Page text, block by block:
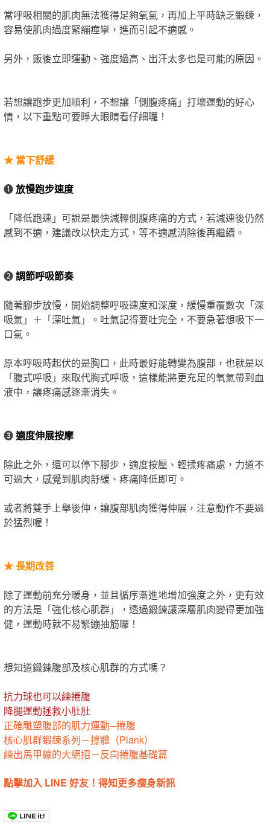
當呼吸相關的肌肉無法獲得足夠氧氣，再加上平時缺乏鍛鍊，
容易使肌肉過度緊繃痙攣，進而引起不適感。
另外，飯後立即運動、強度過高、出汗太多也是可能的原因。
若想讓跑步更加順利，不想讓「側腹疼痛」打壞運動的好心
情，以下重點可要睜大眼睛看仔細囉！
★ 當下舒緩
❶放慢跑步速度
「降低跑速」可說是最快減輕側腹疼痛的方式，若減速後仍然
感到不適，建議改以快走方式，等不適感消除後再繼續。
❷調節呼吸節奏
隨著腳步放慢，開始調整呼吸速度和深度，緩慢重覆數次「深
吸氣」＋「深吐氣」。吐氣記得要吐完全，不要急著想吸下一
口氣。
原本呼吸時起伏的是胸口，此時最好能轉變為腹部，也就是以
「腹式呼吸」來取代胸式呼吸，這樣能將更充足的氧氣帶到血
液中，讓疼痛感逐漸消失。
❸適度伸展按摩
除此之外，還可以停下腳步，適度按壓、輕揉疼痛處，力道不
可過大，感覺到肌肉舒緩、疼痛降低即可。
或者將雙手上舉後伸，讓腹部肌肉獲得伸展，注意動作不要過
於猛烈喔！
★長期改善
除了運動前充分暖身，並且循序漸進地增加強度之外，更有效
的方法是「強化核心肌群」，透過鍛鍊讓深層肌肉變得更加強
健，運動時就不易緊繃抽筋囉！
想知道鍛鍊腹部及核心肌群的方式嗎？
抗力球也可以練捲腹
降腿運動拯救小肚肚
正確雕塑腹部的肌力運動─捲腹
核心肌群鍛鍊系列－撐體（Plank）
練出馬甲線的大絕招－反向捲腹基礎篇
點擊加入 LINE 好友！得知更多瘦身新訊